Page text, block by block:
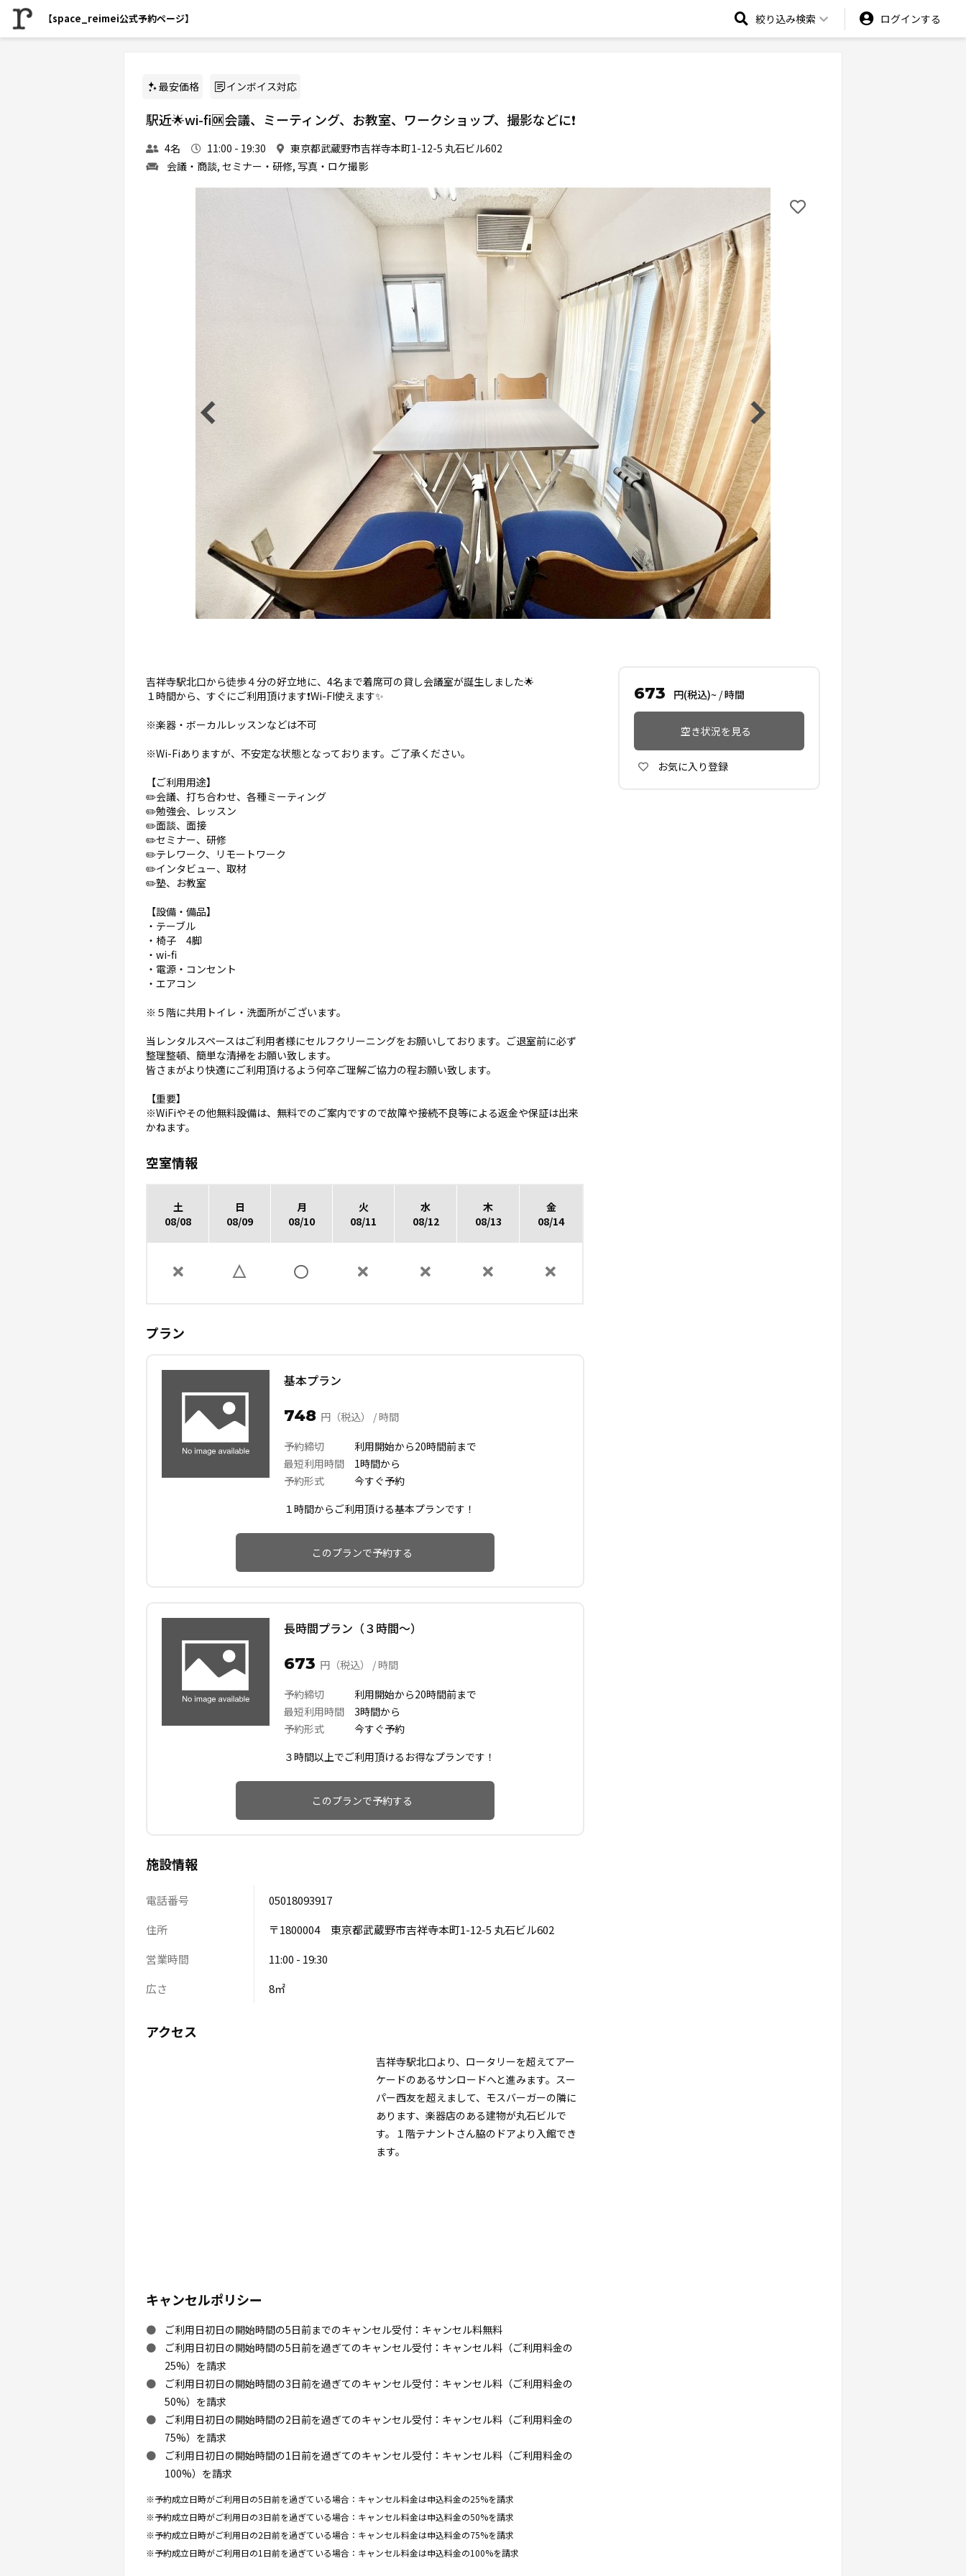
【space_reimei公式予約ページ】 絞り込み検索 ログインする
最安価格 インボイス対応
駅近🌟wi-fi🆗会議、ミーティング、お教室、ワークショップ、撮影などに❗️
4名 11:00 - 19:30
東京都武蔵野市吉祥寺本町1-12-5 丸石ビル602
会議・商談, セミナー・研修, 写真・ロケ撮影
吉祥寺駅北口から徒歩４分の好立地に、4名まで着席可の貸し会議室が誕生しました🌟
１時間から、すぐにご利用頂けます❗️Wi-FI使えます✨
※楽器・ボーカルレッスンなどは不可
※Wi-Fiありますが、不安定な状態となっております。ご了承ください。
【ご利用用途】
✏️会議、打ち合わせ、各種ミーティング
✏️勉強会、レッスン
✏️面談、面接
✏️セミナー、研修
✏️テレワーク、リモートワーク
✏️インタビュー、取材
✏️塾、お教室
【設備・備品】
・テーブル
・椅子 4脚
・wi-fi
・電源・コンセント
・エアコン
※５階に共用トイレ・洗面所がございます。
当レンタルスペースはご利用者様にセルフクリーニングをお願いしております。ご退室前に必ず
整理整頓、簡単な清掃をお願い致します。
皆さまがより快適にご利用頂けるよう何卒ご理解ご協力の程お願い致します。
【重要】
※WiFiやその他無料設備は、無料でのご案内ですので故障や接続不良等による返金や保証は出来
かねます。
空室情報
土
08/08
日
08/09
月
08/10
火
08/11
水
08/12
木
08/13
金
08/14
プラン
基本プラン
748 円（税込） / 時間
予約締切 利用開始から20時間前まで
最短利用時間 1時間から
予約形式 今すぐ予約
１時間からご利用頂ける基本プランです！
このプランで予約する
長時間プラン（３時間〜）
673 円（税込） / 時間
予約締切 利用開始から20時間前まで
最短利用時間 3時間から
予約形式 今すぐ予約
３時間以上でご利用頂けるお得なプランです！
このプランで予約する
施設情報
電話番号
05018093917
住所
〒1800004 東京都武蔵野市吉祥寺本町1-12-5 丸石ビル602
営業時間
11:00 - 19:30
広さ
8㎡
アクセス
吉祥寺駅北口より、ロータリーを超えてアー
ケードのあるサンロードへと進みます。スー
パー西友を超えまして、モスバーガーの隣に
あります、楽器店のある建物が丸石ビルで
す。１階テナントさん脇のドアより入館でき
ます。
キャンセルポリシー
ご利用日初日の開始時間の5日前までのキャンセル受付：キャンセル料無料
ご利用日初日の開始時間の5日前を過ぎてのキャンセル受付：キャンセル料（ご利用料金の
25%）を請求
ご利用日初日の開始時間の3日前を過ぎてのキャンセル受付：キャンセル料（ご利用料金の
50%）を請求
ご利用日初日の開始時間の2日前を過ぎてのキャンセル受付：キャンセル料（ご利用料金の
75%）を請求
ご利用日初日の開始時間の1日前を過ぎてのキャンセル受付：キャンセル料（ご利用料金の
100%）を請求
※予約成立日時がご利用日の5日前を過ぎている場合：キャンセル料金は申込料金の25%を請求
※予約成立日時がご利用日の3日前を過ぎている場合：キャンセル料金は申込料金の50%を請求
※予約成立日時がご利用日の2日前を過ぎている場合：キャンセル料金は申込料金の75%を請求
※予約成立日時がご利用日の1日前を過ぎている場合：キャンセル料金は申込料金の100%を請求
673 円(税込)~/時間
空き状況を見る
お気に入り登録